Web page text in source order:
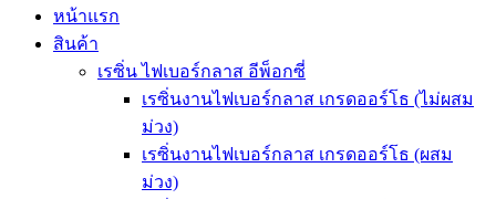
หน้าแรก
สินค้า
เรซิ่น ไฟเบอร์กลาส อีพ็อกซี่
เรซิ่นงานไฟเบอร์กลาส เกรดออร์โธ (ไม่ผสม
ม่วง)
เรซิ่นงานไฟเบอร์กลาส เกรดออร์โธ (ผสม
ม่วง)